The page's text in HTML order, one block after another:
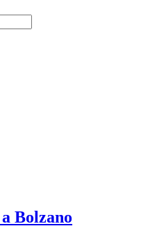
Bolzano